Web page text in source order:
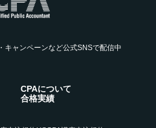
キャンペーンなど公式SNSで配信中
CPAについて
合格実績